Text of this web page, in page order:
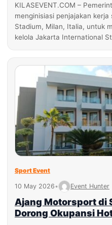
KILASEVENT.COM –
menginisiasi penjajakan
Stadium, Milan, Italia, untuk
kelola Jakarta International
Sport Event
10 May 2026• Event Hunter
Ajang Motorsport di
Dorong Okupansi